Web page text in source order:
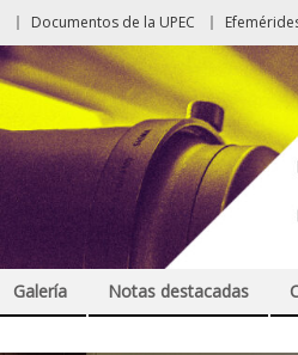
Documentos de la UPEC
Galería Notas destacadas